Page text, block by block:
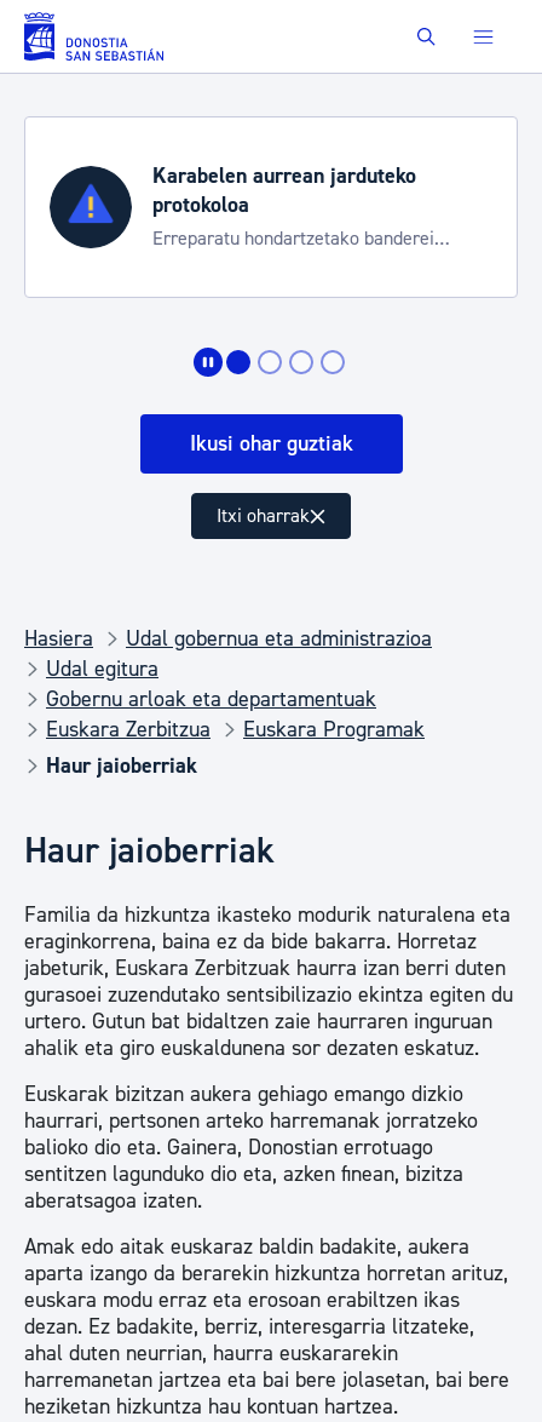
Eduki nagusira joan Buscar
Karabelen aurrean jarduteko
protokoloa
Erreparatu hondartzetako banderei
Ikusi ohar guztiak
Itxi oharrak
Hasiera
Udal gobernua eta administrazioa
Udal egitura
Gobernu arloak eta departamentuak
Euskara Zerbitzua
Euskara Programak
Haur jaioberriak
Haur jaioberriak
Familia da hizkuntza ikasteko modurik naturalena eta
eraginkorrena, baina ez da bide bakarra. Horretaz
jabeturik, Euskara Zerbitzuak haurra izan berri duten
gurasoei zuzendutako sentsibilizazio ekintza egiten du
urtero. Gutun bat bidaltzen zaie haurraren inguruan
ahalik eta giro euskaldunena sor dezaten eskatuz.
Euskarak bizitzan aukera gehiago emango dizkio
haurrari, pertsonen arteko harremanak jorratzeko
balioko dio eta. Gainera, Donostian errotuago
sentitzen lagunduko dio eta, azken finean, bizitza
aberatsagoa izaten.
Amak edo aitak euskaraz baldin badakite, aukera
aparta izango da berarekin hizkuntza horretan arituz,
euskara modu erraz eta erosoan erabiltzen ikas
dezan. Ez badakite, berriz, interesgarria litzateke,
ahal duten neurrian, haurra euskararekin
harremanetan jartzea eta bai bere jolasetan, bai bere
heziketan hizkuntza hau kontuan hartzea.